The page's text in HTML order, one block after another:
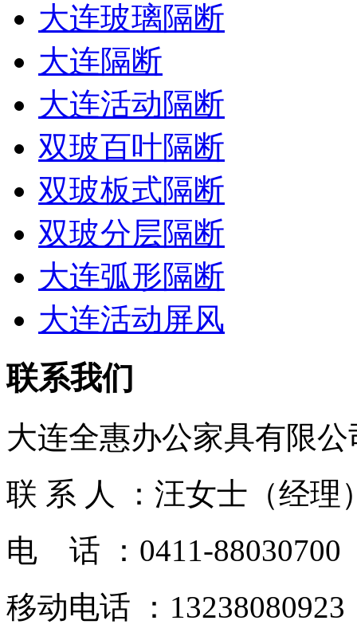
大连玻璃隔断
大连隔断
大连活动隔断
双玻百叶隔断
双玻板式隔断
双玻分层隔断
大连弧形隔断
大连活动屏风
联系我们
大连全惠办公家具有限公
联 系 人 ：汪女士（经理
电 话 ：0411-88030700
移动电话 ：13238080923